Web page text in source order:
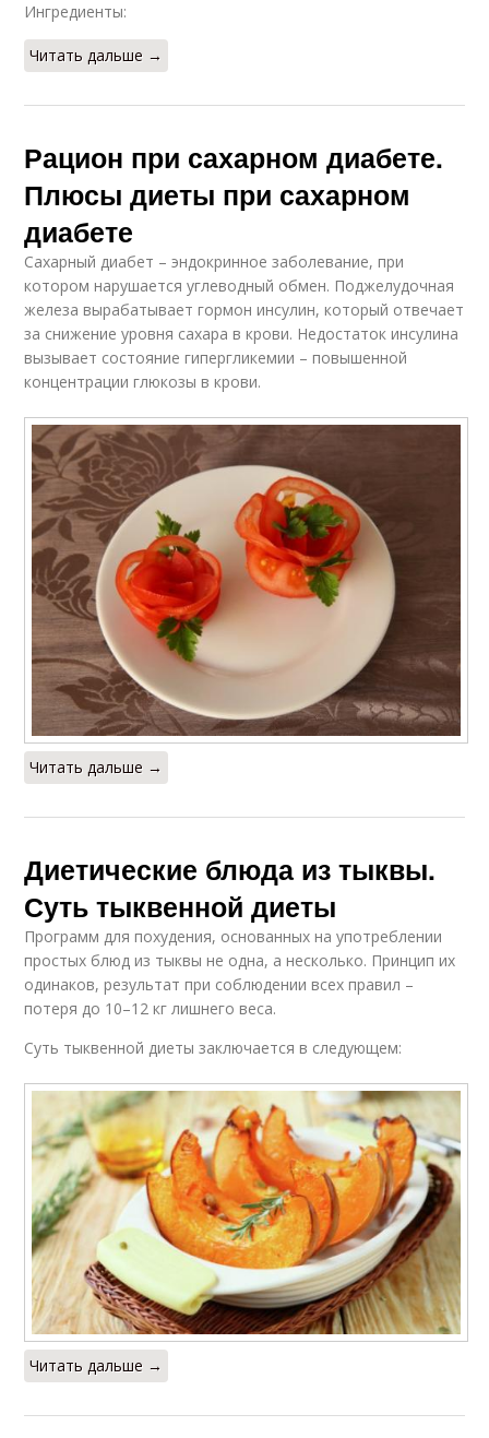
Ингредиенты:
Читать дальше →
Рацион при сахарном диабете.
Плюсы диеты при сахарном
диабете
Сахарный диабет – эндокринное заболевание, при
котором нарушается углеводный обмен. Поджелудочная
железа вырабатывает гормон инсулин, который отвечает
за снижение уровня сахара в крови. Недостаток инсулина
вызывает состояние гипергликемии – повышенной
концентрации глюкозы в крови.
Читать дальше →
Диетические блюда из тыквы.
Суть тыквенной диеты
Программ для похудения, основанных на употреблении
простых блюд из тыквы не одна, а несколько. Принцип их
одинаков, результат при соблюдении всех правил –
потеря до 10–12 кг лишнего веса.
Суть тыквенной диеты заключается в следующем:
Читать дальше →